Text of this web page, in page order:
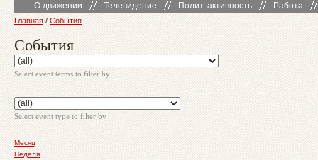
О движении Телевидение Полит. активность Работа
Главная / События
События
Select event terms to filter by
Select event type to filter by
Месяц
Неделя